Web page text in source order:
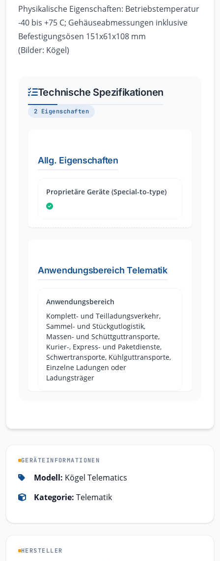
Physikalische Eigenschaften: Betriebstemperatur
-40 bis +75 C; Gehäuseabmessungen inklusive
Befestigungsösen 151x61x108 mm
(Bilder: Kögel)
Technische Spezifikationen
2 Eigenschaften
Allg. Eigenschaften
Proprietäre Geräte (Special-to-type)
Anwendungsbereich Telematik
Anwendungsbereich
Komplett- und Teilladungsverkehr,
Sammel- und Stückgutlogistik,
Massen- und Schüttguttransporte,
Kurier-, Express- und Paketdienste,
Schwertransporte, Kühlguttransporte,
Einzelne Ladungen oder
Ladungsträger
GERÄTEINFORMATIONEN
Modell: Kögel Telematics
Kategorie: Telematik
HERSTELLER